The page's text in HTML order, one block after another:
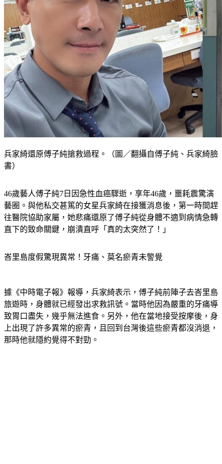
兵家綺還原傅子純搶救過程。（圖／翻攝自傅子純、兵家綺臉
書）
46歲藝人傅子純7日因急性血癌驟逝，享年46歲，噩耗震驚演
藝圈。與他私交甚篤的女星兵家綺在接獲消息後，第一時間趕
往醫院協助家屬，她悲痛還原了傅子純從身體不適到病情急轉
直下的致命關鍵，崩潰直呼「真的太突然了！」
峇里島度假驚現異常！牙痛、莫名瘀青未警覺
據《中時電子報》報導，兵家綺表示，傅子純前陣子去峇里島
旅遊時，身體就已經發出求救訊號。當時他因為嚴重的牙痛導
致胃口盡失，幾乎無法進食。另外，他在當地接受按摩後，身
上出現了許多異常的瘀青，且回到台灣後這些瘀青都沒消退，
那時他就隱約覺得不對勁。